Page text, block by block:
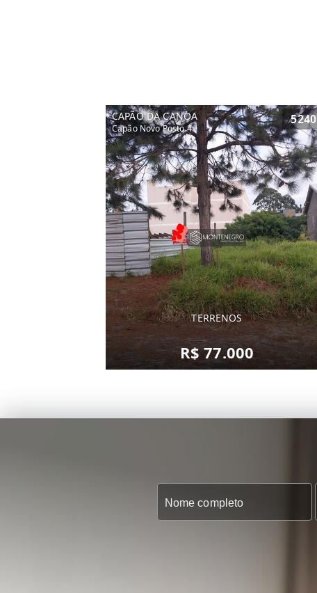
CAPÃO DA CANOA
Capão Novo Posto 4
5240
TERRENOS
R$ 77.000